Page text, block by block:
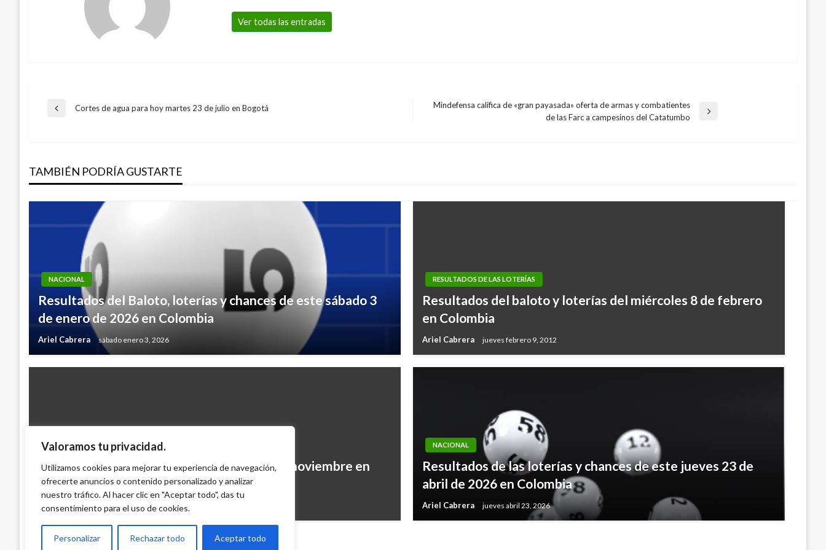
Valoramos tu privacidad.
Utilizamos cookies para mejorar tu experiencia de navegación,
ofrecerte anuncios o contenido personalizado y analizar
nuestro tráfico. Al hacer clic en "Aceptar todo", das tu
consentimiento para el uso de cookies.
Personalizar Rechazar todo Aceptar todo
Ver todas las entradas
Navegación
entradas
Entrada
Cortes de agua para hoy martes 23 de julio en Bogotá
Mindefensa califica de «gran payasada» oferta de armas y combatientes
de las Farc a campesinos del Catatumbo
TAMBIÉN PODRÍA GUSTARTE
NACIONAL
Resultados del Baloto, loterías y chances de este sábado 3
de enero de 2026 en Colombia
Ariel Cabrera sábado enero 3, 2026
RESULTADOS DE LAS LOTERÍAS
Resultados del baloto y loterías del miércoles 8 de febrero
en Colombia
Ariel Cabrera jueves febrero 9, 2012
RESULTADOS DE LAS LOTERÍAS
Resultados de las loterias del martes 25 de noviembre en
Colombia
Giovanni Alarcón M. miércoles noviembre 26, 2008
NACIONAL
Resultados de las loterías y chances de este jueves 23 de
abril de 2026 en Colombia
Ariel Cabrera jueves abril 23, 2026